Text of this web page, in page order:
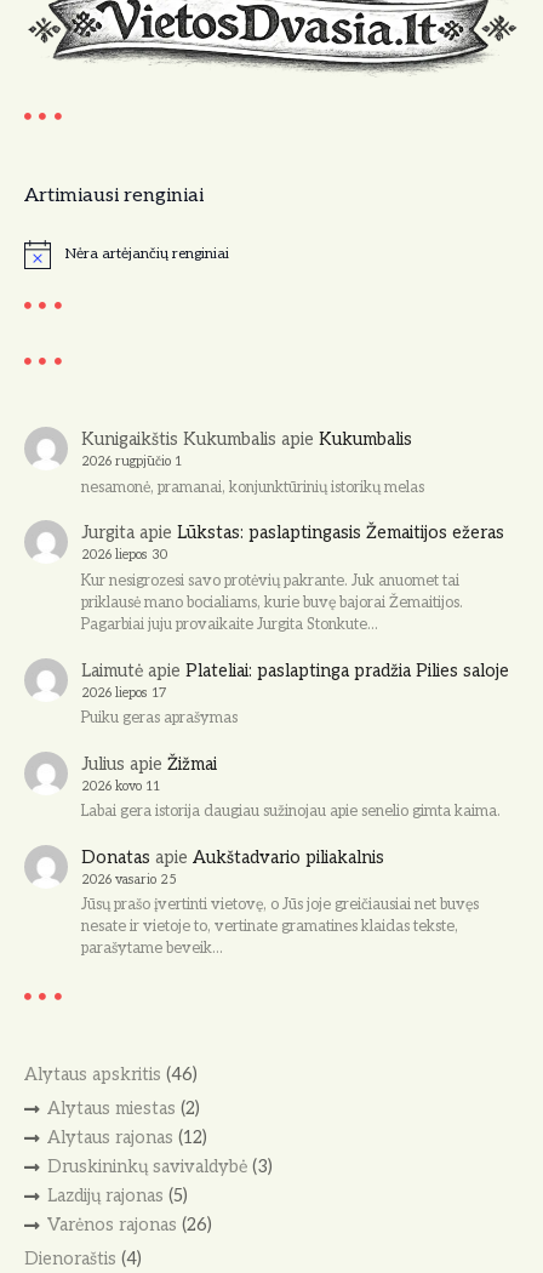
Artimiausi renginiai
N
t
e
Nėra artėjančių renginiai
Kunigaikštis Kukumbalis apie Kukumbalis
2026 rugpjūčio 1
nesamonė, pramanai, konjunktūrinių istorikų melas
Jurgitaapie Lūkstas: paslaptingasis Žemaitijos ežeras
2026 liepos 30
Kur nesigrozesi savo protėvių pakrante. Juk anuomet tai
priklausė mano bocialiams, kurie buvę bajorai Žemaitijos.
Pagarbiai juju provaikaite Jurgita Stonkute…
Laimutėapie Plateliai: paslaptinga pradžia Pilies saloje
2026 liepos 17
Puiku geras aprašymas
Julius apie Žižmai
2026 kovo 11
Labai gera istorija daugiau sužinojau apie senelio gimta kaima.
Donatas apie Aukštadvario piliakalnis
2026 vasario 25
Jūsų prašo įvertinti vietovę, o Jūs joje greičiausiai net buvęs
nesate ir vietoje to, vertinate gramatines klaidas tekste,
parašytame beveik…
Alytaus apskritis (46)
Alytaus miestas (2)
Alytaus rajonas (12)
Druskininkų savivaldybė(3)
Lazdijų rajonas (5)
Varėnos rajonas (26)
Dienoraštis (4)